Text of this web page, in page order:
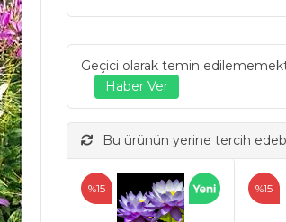
Geçici olarak temin
Bu ürünün yerine tercih
%15 %15